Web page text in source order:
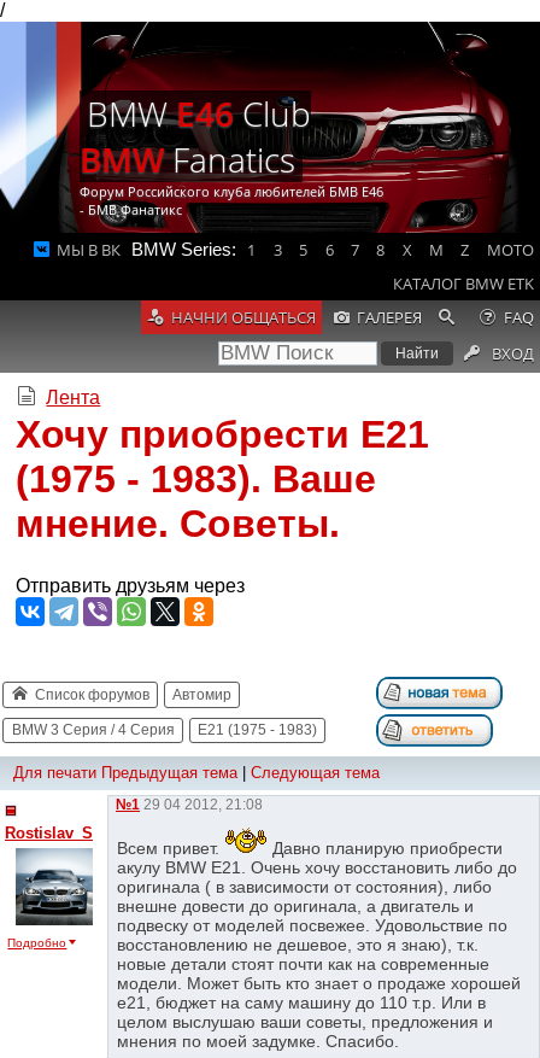
/
BMWE46Club
BMWFanatics
Форум Российского клуба любителей БМВ Е46
- БМВ Фанатикс
МЫ В ВК BMW Series: 1 3 5 6 7 8 X M Z
MOTO
КАТАЛОГ BMW ETK
НАЧНИ ОБЩАТЬСЯ
ГАЛЕРЕЯ
FAQ
ВХОД
Лента
Хочу приобрести E21
(1975 - 1983). Ваше
мнение. Советы.
Отправить друзьям через
Список форумов Автомир
BMW 3 Серия / 4 Серия E21 (1975 - 1983)
Для печати Предыдущая тема| Следующая тема
Rostislav_S
Подробно
№1 29 04 2012, 21:08
Всем привет.
Давно планирую приобрести
акулу BMW E21. Очень хочу восстановить либо до
оригинала ( в зависимости от состояния), либо
внешне довести до оригинала, а двигатель и
подвеску от моделей посвежее. Удовольствие по
восстановлению не дешевое, это я знаю), т.к.
новые детали стоят почти как на современные
модели. Может быть кто знает о продаже хорошей
е21, бюджет на саму машину до 110 т.р. Или в
целом выслушаю ваши советы, предложения и
мнения по моей задумке. Спасибо.